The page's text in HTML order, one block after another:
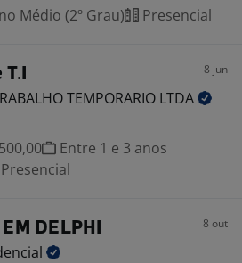
Médio (2º Grau) Presencial
8 jun
TEMPORARIO LTDA
Entre 1 e 3 anos
Presencial
DELPHI 8 out